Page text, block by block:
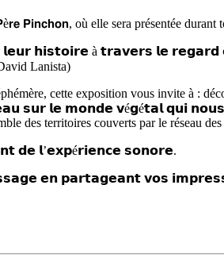
𝗣𝗶𝗻𝗰𝗵𝗼𝗻, où elle sera présentée durant
𝗵𝗶𝘀𝘁𝗼𝗶𝗿𝗲 à 𝘁𝗿𝗮𝘃𝗲𝗿𝘀 𝗹𝗲
Lanista)
cette exposition vous invite à :
𝘀𝘂𝗿 𝗹𝗲 𝗺𝗼𝗻𝗱𝗲 𝘃é𝗴é𝘁𝗮𝗹 𝗾𝘂𝗶
des territoires couverts par le réseau
𝗱𝗲 𝗹’𝗲𝘅𝗽é𝗿𝗶𝗲𝗻𝗰𝗲 𝘀𝗼𝗻𝗼𝗿𝗲.
𝗲𝗻 𝗽𝗮𝗿𝘁𝗮𝗴𝗲𝗮𝗻𝘁 𝘃𝗼𝘀